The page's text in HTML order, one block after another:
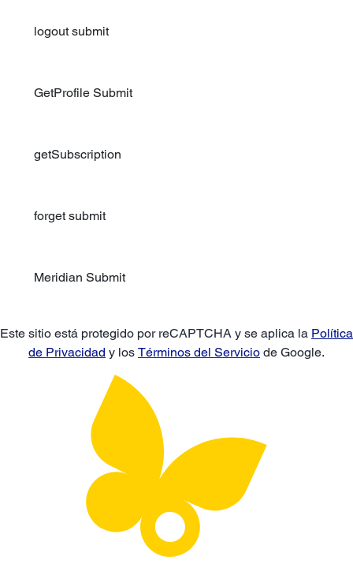
logout submit
GetProfile Submit
getSubscription
forget submit
Meridian Submit
Este sitio está protegido por reCAPTCHA y se aplica la Política
de Privacidad y los Términos del Servicio de Google.